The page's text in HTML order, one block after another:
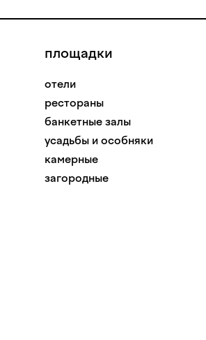
площадки
отели
рестораны
банкетные залы
усадьбы и особняки
камерные
загородные